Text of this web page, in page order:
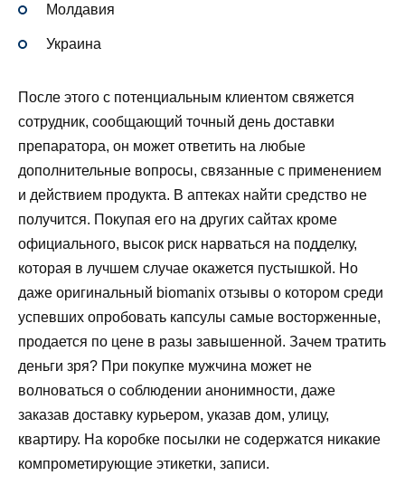
Молдавия
Украина
После этого с потенциальным клиентом свяжется
сотрудник, сообщающий точный день доставки
препаратора, он может ответить на любые
дополнительные вопросы, связанные с применением
и действием продукта. В аптеках найти средство не
получится. Покупая его на других сайтах кроме
официального, высок риск нарваться на подделку,
которая в лучшем случае окажется пустышкой. Но
даже оригинальный biomanix отзывы о котором среди
успевших опробовать капсулы самые восторженные,
продается по цене в разы завышенной. Зачем тратить
деньги зря? При покупке мужчина может не
волноваться о соблюдении анонимности, даже
заказав доставку курьером, указав дом, улицу,
квартиру. На коробке посылки не содержатся никакие
компрометирующие этикетки, записи.